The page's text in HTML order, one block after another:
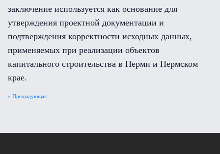
заключение используется как основание для
утверждения проектной документации и
подтверждения корректности исходных данных,
применяемых при реализации объектов
капитального строительства в Перми и Пермском
крае.
« Предыдующая